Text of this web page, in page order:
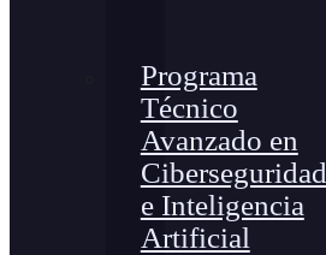
Programa
Técnico
Avanzado en
Ciberseguridad
e Inteligencia
Artificial